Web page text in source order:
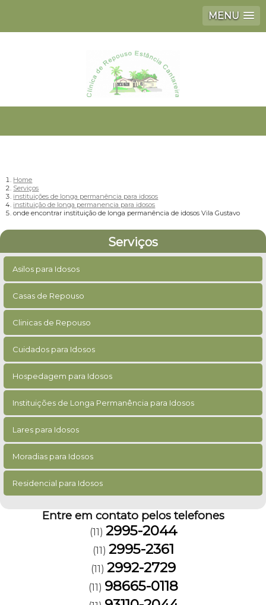
MENU
Home
Serviços
instituições de longa permanência para idosos
instituição de longa permanencia para idosos
onde encontrar instituição de longa permanência de idosos Vila Gustavo
Serviços
Asilos para Idosos
Casas de Repouso
Clinicas de Repouso
Cuidados para Idosos
Hospedagem para Idosos
Instituições de Longa Permanência para Idosos
Lares para Idosos
Moradias para Idosos
Residencial para Idosos
Entre em contato pelos telefones
(11) 2995-2044
(11) 2995-2361
(11) 2992-2729
(11) 98665-0118